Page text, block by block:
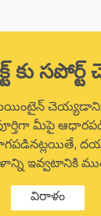
కు
మీపై
ఇవ్వటానికి
విరాళం